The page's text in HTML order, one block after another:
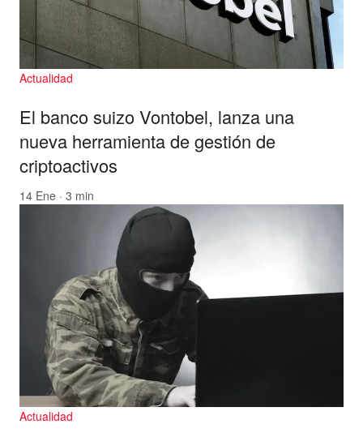
Actualidad
El banco suizo Vontobel, lanza una
nueva herramienta de gestión de
criptoactivos
14 Ene · 3 min
Actualidad